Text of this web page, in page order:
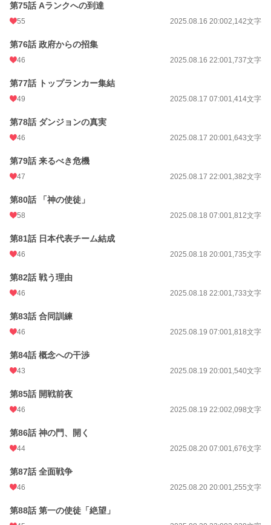
第75話 Aランクへの到達
55 2025.08.16 20:002,142文字
第76話 政府からの招集
46 2025.08.16 22:001,737文字
第77話 トップランカー集結
49 2025.08.17 07:001,414文字
第78話 ダンジョンの真実
46 2025.08.17 20:001,643文字
第79話 来るべき危機
47 2025.08.17 22:001,382文字
第80話 「神の使徒」
58 2025.08.18 07:001,812文字
第81話 日本代表チーム結成
46 2025.08.18 20:001,735文字
第82話 戦う理由
46 2025.08.18 22:001,733文字
第83話 合同訓練
46 2025.08.19 07:001,818文字
第84話 概念への干渉
43 2025.08.19 20:001,540文字
第85話 開戦前夜
46 2025.08.19 22:002,098文字
第86話 神の門、開く
44 2025.08.20 07:001,676文字
第87話 全面戦争
46 2025.08.20 20:001,255文字
第88話 第一の使徒「絶望」